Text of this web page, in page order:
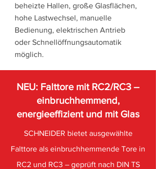
beheizte Hallen, große Glasflächen,
hohe Lastwechsel, manuelle
Bedienung, elektrischen Antrieb
oder Schnellöffnungsautomatik
möglich.
NEU: Falttore mit RC2/RC3 –
einbruchhemmend,
energieeffizient und mit Glas
SCHNEIDER bietet ausgewählte
Falttore als einbruchhemmende Tore in
RC2 und RC3 – geprüft nach DIN TS